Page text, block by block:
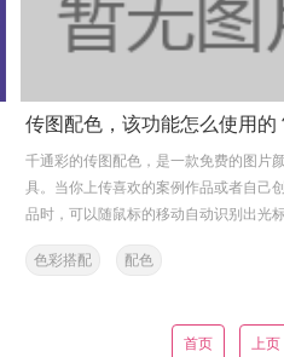
传图配色，该功能怎么使用的
千通彩的传图配色，是一款免费的图片
具。当你上传喜欢的案例作品或者自己
品时，可以随鼠标的移动自动识别出光
色彩搭配 配色
首页 上页